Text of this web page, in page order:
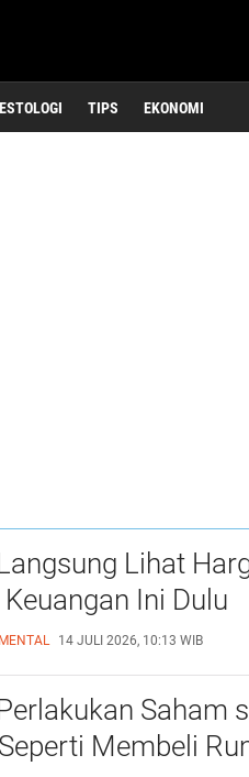
TIPS EKONOMI
Lihat
Ini Dulu
14 JULI 2026, 10:13 WIB
Saham
Membeli